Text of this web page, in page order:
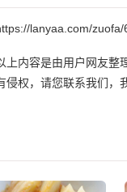
lanyaa.com/
上内容是由用户网友整
侵权，请您联系我们